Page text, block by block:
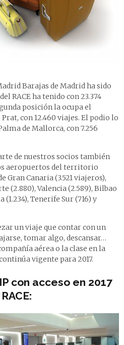
Barajas de Madrid ha sido
RACE ha tenido con 23.374
posición la ocupa el
con 12.460 viajes. El podio lo
de Mallorca, con 7.256
de nuestros socios también
aeropuertos del territorio
Gran Canaria (3.521 viajeros),
(2.880), Valencia (2.589), Bilbao
(1.234), Tenerife Sur (716) y
un viaje que contar con un
tomar algo, descansar…
aérea o la clase en la
vigente para 2017.
con acceso en 2017